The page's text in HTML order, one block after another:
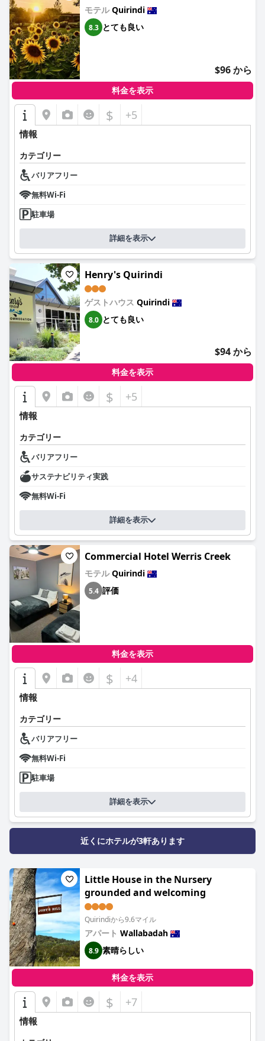
モテルQuirindi
8.3 とても良い
$96 から
料金を表示
$ +5
情報
カテゴリー
バリアフリー
無料Wi-Fi
駐車場
詳細を表示
Henry's Quirindi
ゲストハウス Quirindi
8.0 とても良い
$94 から
料金を表示
$ +5
情報
カテゴリー
バリアフリー
サステナビリティ実践
無料Wi-Fi
詳細を表示
Commercial Hotel Werris Creek
モテルQuirindi
5.4 評価
料金を表示
$ +4
情報
カテゴリー
バリアフリー
無料Wi-Fi
駐車場
詳細を表示
近くにホテルが3軒あります
Little House in the Nursery
grounded and welcoming
Quirindiから9.6マイル
アパート Wallabadah
8.9 素晴らしい
料金を表示
$ +7
情報